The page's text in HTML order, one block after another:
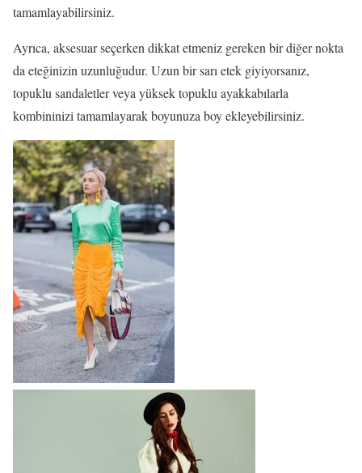
tamamlayabilirsiniz.
Ayrıca, aksesuar seçerken dikkat etmeniz gereken bir diğer nokta
da eteğinizin uzunluğudur. Uzun bir sarı etek giyiyorsanız,
topuklu sandaletler veya yüksek topuklu ayakkabılarla
kombininizi tamamlayarak boyunuza boy ekleyebilirsiniz.